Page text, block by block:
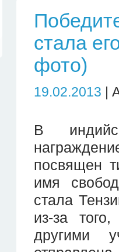
стала
фото)
19.02.2013 |
В
посвящен
имя
стала
из-за
другими